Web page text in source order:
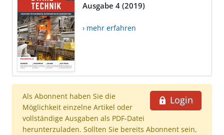
Ausgabe 4 (2019)
› mehr erfahren
Login
Als Abonnent haben Sie die
Möglichkeit einzelne Artikel oder
vollständige Ausgaben als PDF-Datei
herunterzuladen. Sollten Sie bereits Abonnent sein,